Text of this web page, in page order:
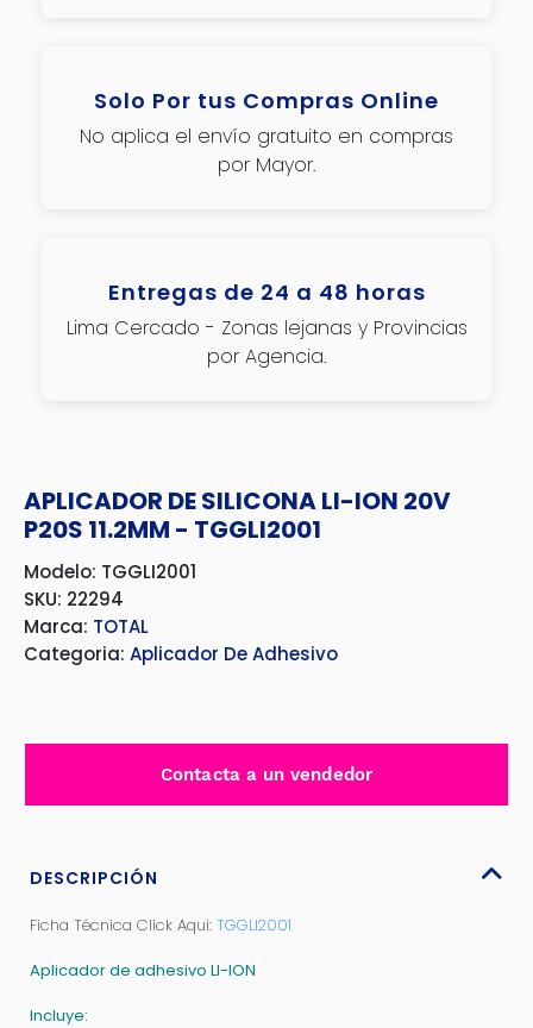
Solo Por tus Compras Online
No aplica el envío gratuito en compras
por Mayor.
Entregas de 24 a 48 horas
Lima Cercado - Zonas lejanas y Provincias
por Agencia.
APLICADOR DE SILICONA LI-ION 20V
P20S 11.2MM - TGGLI2001
Modelo: TGGLI2001
SKU: 22294
Marca: TOTAL
Categoria: Aplicador De Adhesivo
Contacta a un vendedor
DESCRIPCIÓN
Ficha Técnica Click Aqui: TGGLI2001
Aplicador de adhesivo LI-ION
Incluye: